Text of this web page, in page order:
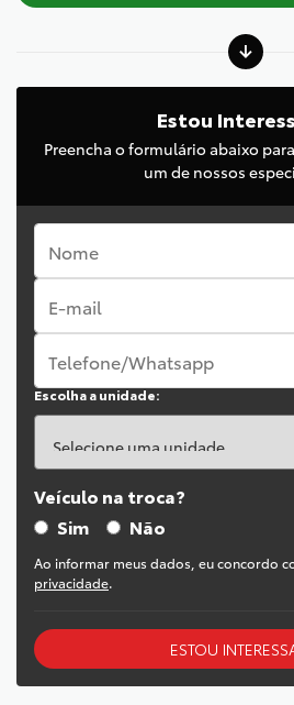
Estou
Preencha o formulário abaixo
um de nossos
Escolha a unidade:
Veículo na troca?
Sim
Não
Ao informar meus dados, eu concordo
privacidade.
ESTOU